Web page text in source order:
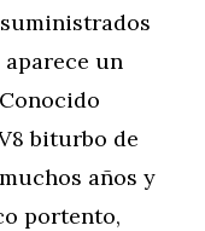
un
biturbo de
años y
portento,